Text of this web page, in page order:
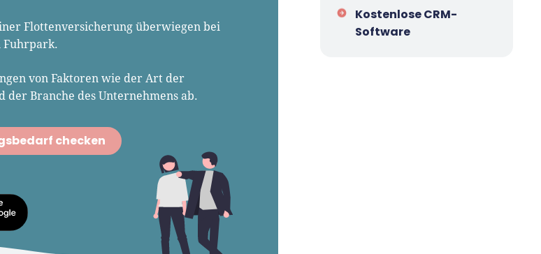
in anderen
Flottenversicherung überwiegen bei
Fuhrpark.
von Faktoren wie der Art der
der Branche des Unternehmens ab.
checken
Kostenlose CRM-
Software